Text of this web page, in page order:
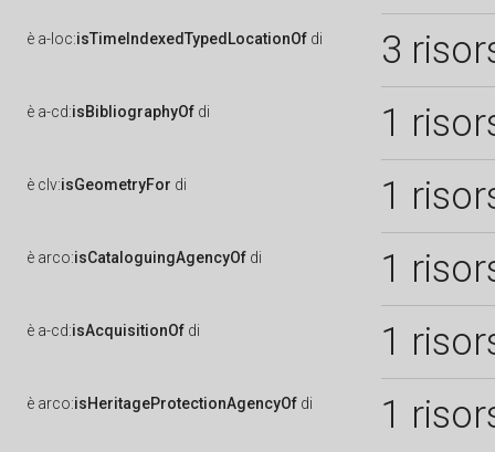
è a-loc:isTimeIndexedTypedLocationOf di 3
è a-cd:isBibliographyOf di 1
è clv:isGeometryFor di 1
è arco:isCataloguingAgencyOf di 1
è a-cd:isAcquisitionOf di 1
è arco:isHeritageProtectionAgencyOf di 1